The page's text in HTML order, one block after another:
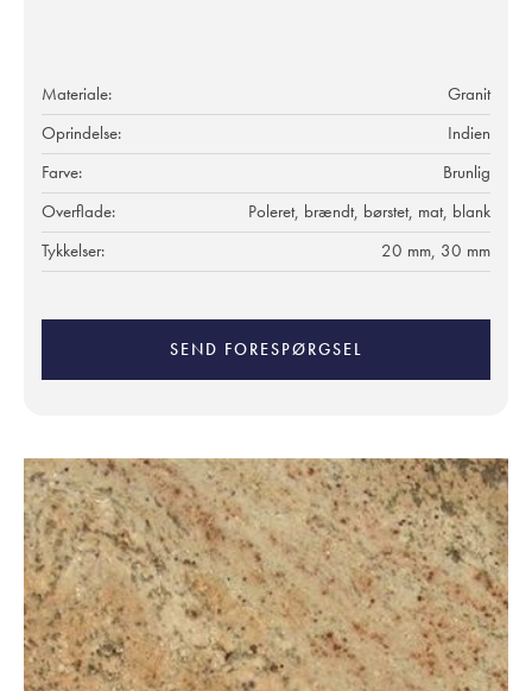
Materiale:
Granit
Oprindelse:
Indien
Farve:
Brunlig
Overflade:
Poleret, brændt, børstet, mat, blank
Tykkelser:
20 mm, 30 mm
SEND FORESPØRGSEL